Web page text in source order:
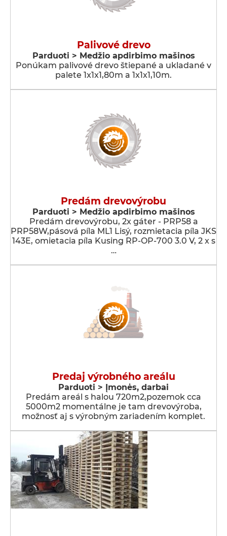
Palivové drevo
Parduoti > Medžio apdirbimo mašinos
Ponúkam palivové drevo štiepané a ukladané v
palete 1x1x1,80m a 1x1x1,10m.
Predám drevovýrobu
Parduoti > Medžio apdirbimo mašinos
Predám drevovýrobu, 2x gáter - PRP58 a
PRP58W,pásová píla ML1 Lisý, rozmietacia píla JKS
143E, omietacia píla Kusing RP-OP-700 3.0 V, 2 x s
…
Predaj výrobného areálu
Parduoti > Įmonės, darbai
Predám areál s halou 720m2,pozemok cca
5000m2 momentálne je tam drevovýroba,
možnosť aj s výrobným zariadením komplet.